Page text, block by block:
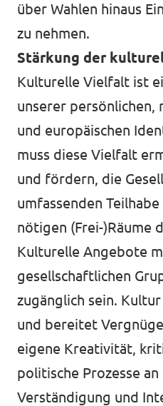
über Wahlen hinaus
zu nehmen.
Stärkung der
Kulturelle Vielfalt ist
unserer persönlichen,
und europäischen
muss diese Vielfalt
und fördern, die
umfassenden
nötigen (Frei-)Räume
Kulturelle Angebote
gesellschaftlichen
zugänglich sein.
und bereitet
eigene Kreativität,
politische Prozesse
Verständigung und